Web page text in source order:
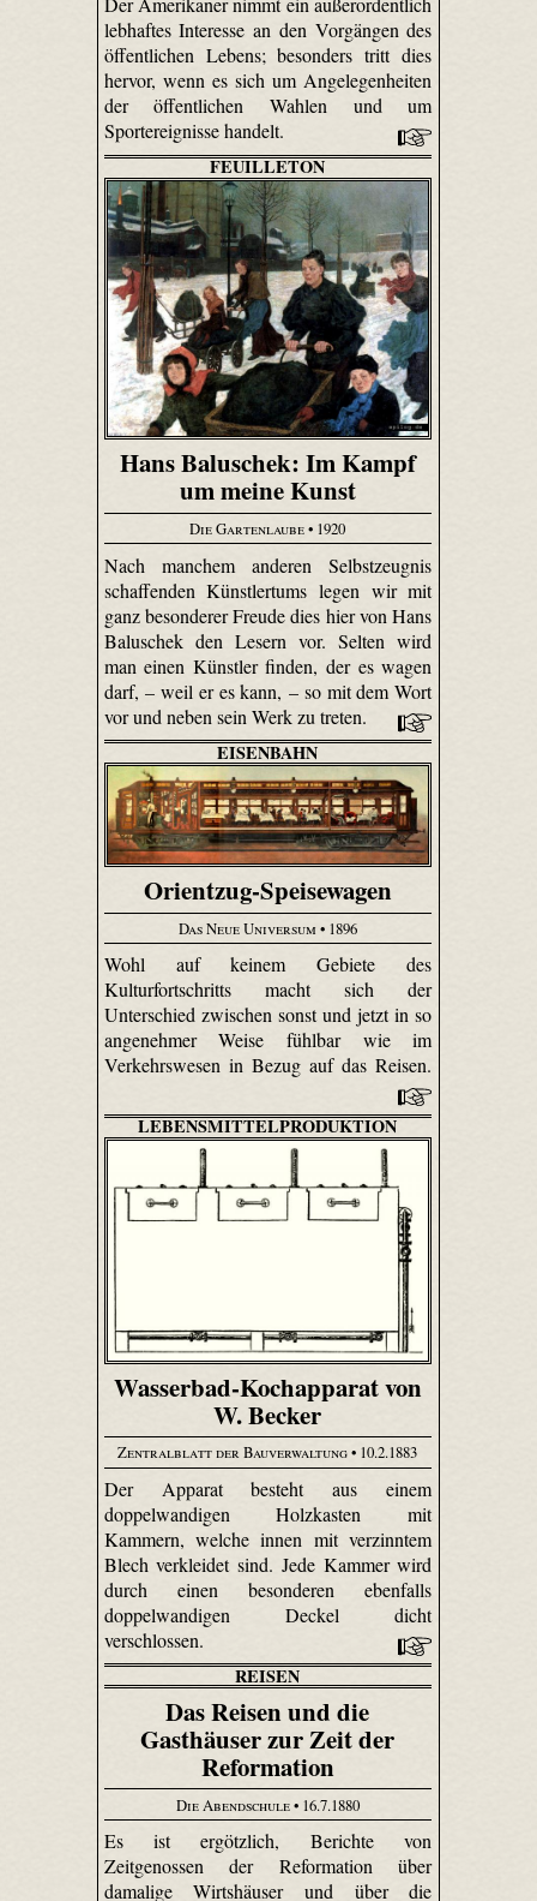
lebhaftes Interesse an den Vorgängen des
öffentlichen Lebens; besonders tritt dies
hervor, wenn es sich um Angelegenheiten
der öffentlichen Wahlen und um
Sportereignisse handelt.
FEUILLETON
Hans Baluschek: Im Kampf
um meine Kunst
Die Gartenlaube• 1920
Nach manchem anderen Selbstzeugnis
schaffenden Künstlertums legen wir mit
ganz besonderer Freude dies hier von Hans
Baluschek den Lesern vor. Selten wird
man einen Künstler finden, der es wagen
darf, – weil er es kann, – so mit dem Wort
vor und neben sein Werk zu treten.
EISENBAHN
Orientzug-Speisewagen
Das Neue Universum• 1896
Wohl auf keinem Gebiete des
Kulturfortschritts macht sich der
Unterschied zwischen sonst und jetzt in so
angenehmer Weise fühlbar wie im
Verkehrswesen in Bezug auf das Reisen.
LEBENSMITTELPRODUKTION
Wasserbad-Kochapparat von
W. Becker
Zentralblatt der Bauverwaltung• 10.2.1883
Der Apparat besteht aus einem
doppelwandigen Holzkasten mit
Kammern, welche innen mit verzinntem
Blech verkleidet sind. Jede Kammer wird
durch einen besonderen ebenfalls
doppelwandigen Deckel dicht
verschlossen.
REISEN
Das Reisen und die
Gasthäuser zur Zeit der
Reformation
Die Abendschule• 16.7.1880
Es ist ergötzlich, Berichte von
Zeitgenossen der Reformation über
damalige Wirtshäuser und über die